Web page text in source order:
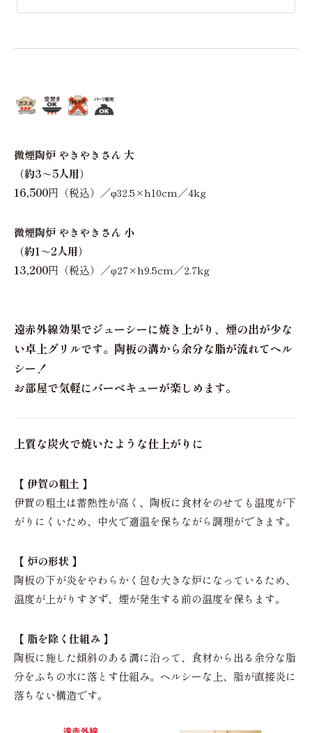
微煙陶炉 やきやきさん 大
（約3～5人用）
16,500円（税込）／φ32.5×h10cm／4kg
微煙陶炉 やきやきさん 小
（約1～2人用）
13,200円（税込）／φ27×h9.5cm／2.7kg
遠赤外線効果でジューシーに焼き上がり、煙の出が少な
い卓上グリルです。陶板の溝から余分な脂が流れてヘル
シー！
お部屋で気軽にバーベキューが楽しめます。
上質な炭火で焼いたような仕上がりに
【 伊賀の粗土 】
伊賀の粗土は蓄熱性が高く、陶板に食材をのせても温度が下
がりにくいため、中火で適温を保ちながら調理ができます。
【 炉の形状 】
陶板の下が炎をやわらかく包む大きな炉になっているため、
温度が上がりすぎず、煙が発生する前の温度を保ちます。
【 脂を除く仕組み 】
陶板に施した傾斜のある溝に沿って、食材から出る余分な脂
分をふちの水に落とす仕組み。ヘルシーな上、脂が直接炎に
落ちない構造です。